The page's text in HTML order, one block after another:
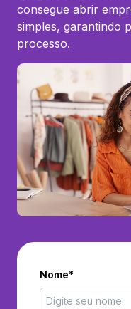
consegue abrir
simples, garantindo
processo.
Nome*